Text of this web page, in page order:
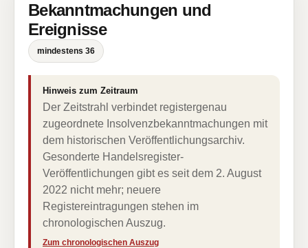
Bekanntmachungen und
Ereignisse
mindestens 36
Hinweis zum Zeitraum
Der Zeitstrahl verbindet registergenau
zugeordnete Insolvenzbekanntmachungen mit
dem historischen Veröffentlichungsarchiv.
Gesonderte Handelsregister-
Veröffentlichungen gibt es seit dem 2. August
2022 nicht mehr; neuere
Registereintragungen stehen im
chronologischen Auszug.
Zum chronologischen Auszug